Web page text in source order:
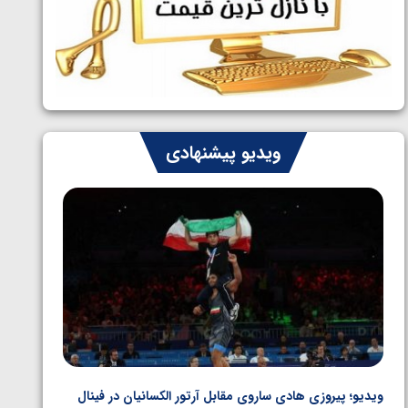
دوم کشتی فرنگی نوجوانان جهان
1405/05/06
ویدیو پیشنهادی
ویدیو؛ پیروزی هادی ساروی مقابل آرتور الکسانیان در فینال